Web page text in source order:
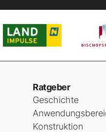
Ratgeber
Geschichte
Konstruktion